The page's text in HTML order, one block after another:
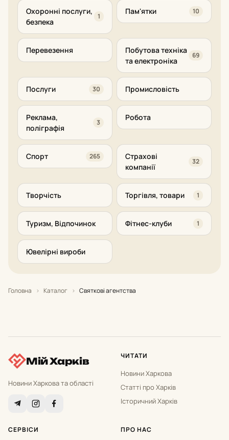
Охоронні послуги,
безпека
1
Пам'ятки 10
Перевезення
Побутова техніка
та електроніка
69
Послуги 30 Промисловість
Реклама,
поліграфія
3
Робота
Спорт 265
Страхові
компанії
32
Творчість Торгівля, товари 1
Туризм, Відпочинок Фітнес-клуби 1
Ювелірні вироби
Головна › Каталог › Святкові агентства
Мій Харків
Новини Харкова та області
ЧИТАТИ
Новини Харкова
Статті про Харків
Історичний Харків
СЕРВІСИ ПРО НАС